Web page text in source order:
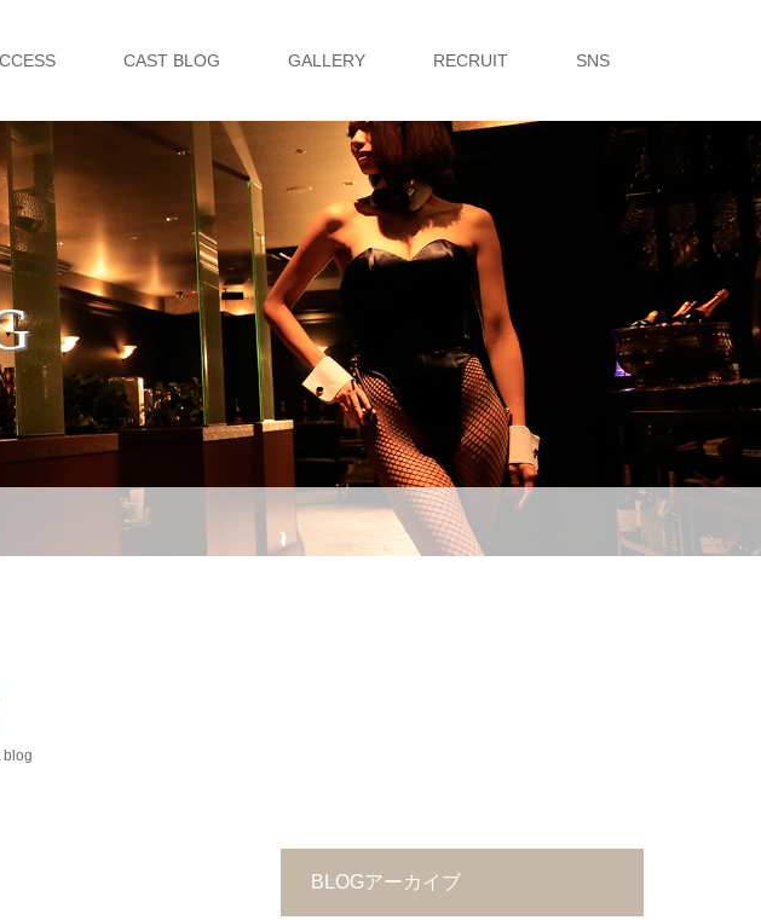
CAST BLOG GALLERY RECRUIT SNS
blog
BLOGアーカイブ